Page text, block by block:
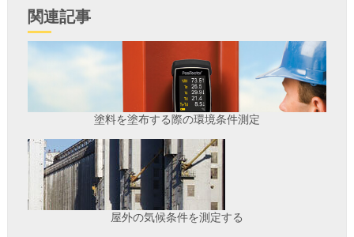
関連記事
塗料を塗布する際の環境条件測定
屋外の気候条件を測定する